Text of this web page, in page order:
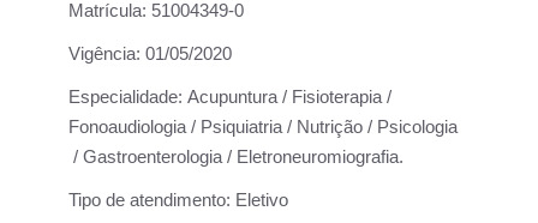
Matrícula: 51004349-0
Vigência: 01/05/2020
Especialidade: Acupuntura / Fisioterapia /
Fonoaudiologia / Psiquiatria / Nutrição / Psicologia
/ Gastroenterologia / Eletroneuromiografia.
Tipo de atendimento: Eletivo